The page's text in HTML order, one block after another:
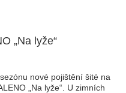
„Na lyže“
nové pojištění šité na
„Na lyže“. U zimních